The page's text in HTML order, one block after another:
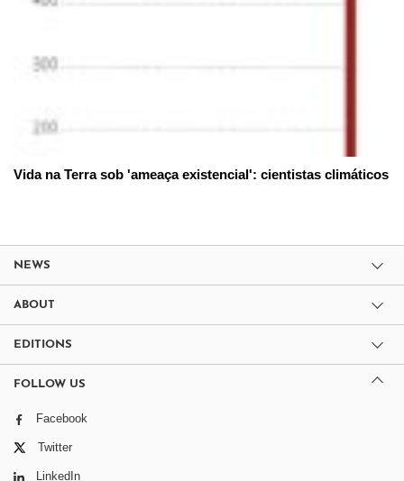
Vida na Terra sob 'ameaça existencial': cientistas climáticos
NEWS
ABOUT
EDITIONS
FOLLOW US
Facebook
Twitter
LinkedIn